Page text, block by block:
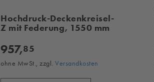
Hochdruck-Deckenkreisel-
Z mit Federung, 1550 mm
957,85
ohne MwSt., zzgl.Versandkosten